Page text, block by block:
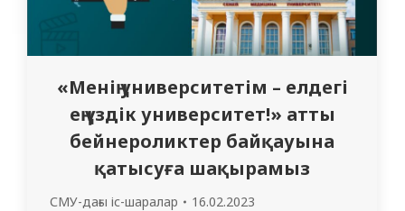
«Менің университетім – елдегі
ең үздік университет!» атты
бейнероликтер байқауына
қатысуға шақырамыз
СМУ-дағы іс-шаралар 16.02.2023